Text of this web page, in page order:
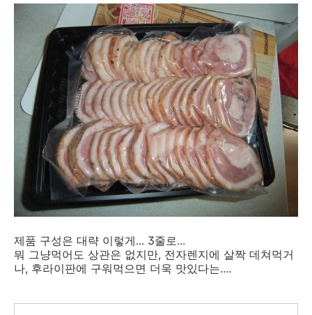
제품 구성은 대략 이렇게... 3줄로...
뭐 그냥먹어도 상관은 없지만, 전자렌지에 살짝 데쳐먹거
나, 후라이판에 구워먹으면 더욱 맛있다는....